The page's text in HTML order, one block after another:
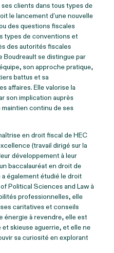
clients dans tous types de
le lancement d’une nouvelle
des questions fiscales
types de conventions et
des autorités fiscales
se distingue par
son approche pratique,
battus et sa
affaires. Elle valorise la
son implication auprès
continu de ses
en droit fiscal de HEC
(travail dirigé sur la
développement à leur
baccalauréat en droit de
a également étudié le droit
Political Sciences and Law à
professionnelles, elle
caritatives et conseils
énergie à revendre, elle est
skieuse aguerrie, et elle ne
sa curiosité en explorant